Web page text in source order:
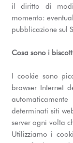
il diritto di
momento:
pubblicazione sul
Cosa sono i
I cookie sono
browser Internet
determinati siti
server ogni volta
Utilizziamo i